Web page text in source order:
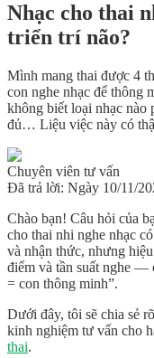
Nhạc cho thai
triển trí não?
Mình mang thai được 4
con nghe nhạc để thông
không biết loại nhạc nào
đủ… Liệu việc này có
Chuyên viên tư vấn
Đã trả lời: Ngày 10/11/
Chào bạn! Câu hỏi của
cho thai nhi nghe nhạc
và nhận thức, nhưng
điểm và tần suất nghe —
= con thông minh”.
Dưới đây, tôi sẽ chia sẻ
kinh nghiệm tư vấn cho
thai.